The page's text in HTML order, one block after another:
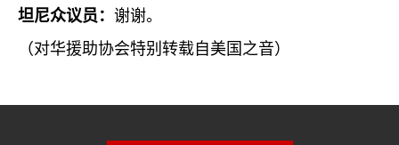
坦尼众议员： 谢谢。
（对华援助协会特别转载自美国之音）